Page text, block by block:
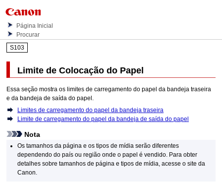
Página Inicial
Procurar
S103
Limite de Colocação do Papel
Essa seção mostra os limites de carregamento do papel da bandeja traseira
e da bandeja de saída do papel .
Limites de carregamento do papel da bandeja traseira
Limite de carregamento do papel da bandeja de saída do papel
Nota
Os tamanhos da página e os tipos de mídia serão diferentes
dependendo do país ou região onde o papel é vendido. Para obter
detalhes sobre tamanhos de página e tipos de mídia, acesse o site da
Canon.